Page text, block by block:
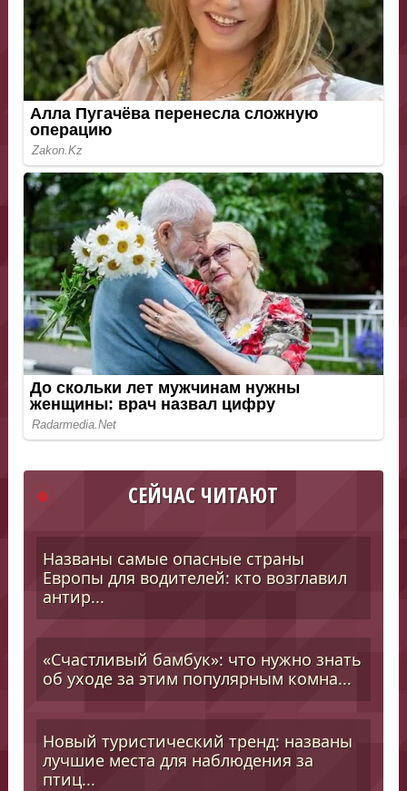
СЕЙЧАС ЧИТАЮТ
Названы самые опасные страны
Европы для водителей: кто возглавил
антир...
«Счастливый бамбук»: что нужно знать
об уходе за этим популярным комна...
Новый туристический тренд: названы
лучшие места для наблюдения за
птиц...